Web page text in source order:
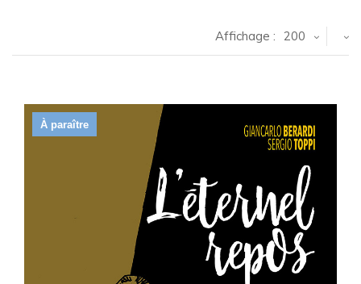
Affichage : 200
À paraître